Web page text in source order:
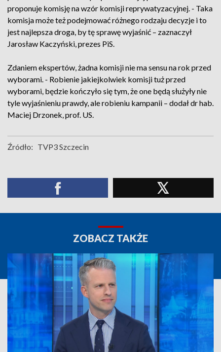
proponuje komisję na wzór komisji reprywatyzacyjnej. - Taka
komisja może też podejmować różnego rodzaju decyzje i to
jest najlepsza droga, by tę sprawę wyjaśnić – zaznaczył
Jarosław Kaczyński, prezes PiS.
Zdaniem ekspertów, żadna komisji nie ma sensu na rok przed
wyborami. - Robienie jakiejkolwiek komisji tuż przed
wyborami, będzie kończyło się tym, że one będą służyły nie
tyle wyjaśnieniu prawdy, ale robieniu kampanii – dodał dr hab.
Maciej Drzonek, prof. US.
Źródło: TVP3 Szczecin
ZOBACZ TAKŻE